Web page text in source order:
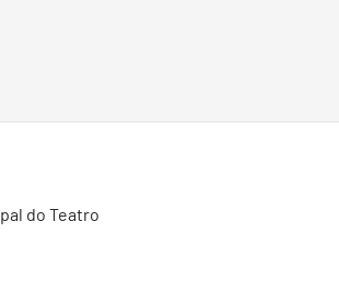
do Teatro